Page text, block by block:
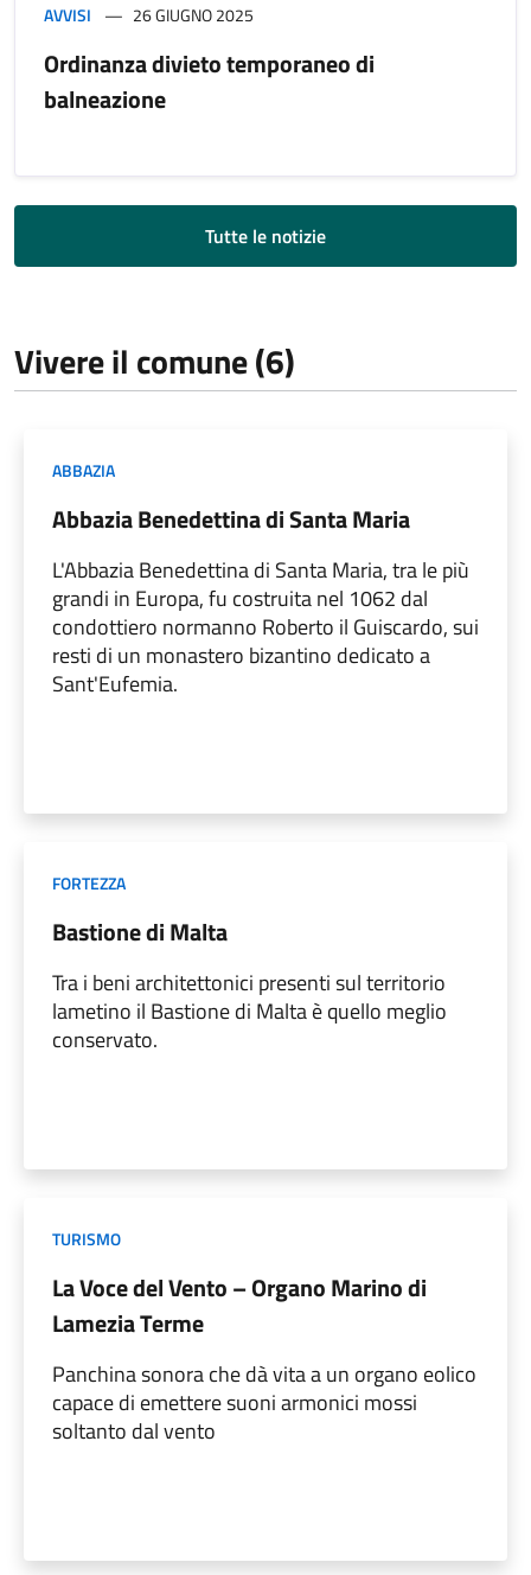
AVVISI 26 GIUGNO 2025
Ordinanza divieto temporaneo di
balneazione
Tutte le notizie
Vivere il comune (6)
ABBAZIA
Abbazia Benedettina di Santa Maria
L'Abbazia Benedettina di Santa Maria, tra le più
grandi in Europa, fu costruita nel 1062 dal
condottiero normanno Roberto il Guiscardo, sui
resti di un monastero bizantino dedicato a
Sant'Eufemia.
FORTEZZA
Bastione di Malta
Tra i beni architettonici presenti sul territorio
lametino il Bastione di Malta è quello meglio
conservato.
TURISMO
La Voce del Vento – Organo Marino di
Lamezia Terme
Panchina sonora che dà vita a un organo eolico
capace di emettere suoni armonici mossi
soltanto dal vento